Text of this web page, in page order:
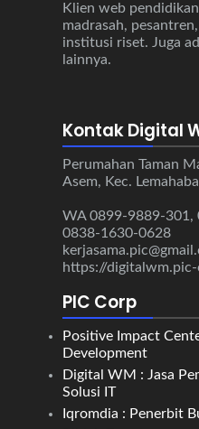
Klien web
madrasah,
institusi riset. Juga
lainnya.
Kontak Digital
Perumahan Taman
Asem, Kec.
WA 0899-9889-301,
0838-1630-0628
https://
PIC Corp
Positive Impact
Development
Digital WM : Jasa
Solusi IT
Iqromdia : Penerbit